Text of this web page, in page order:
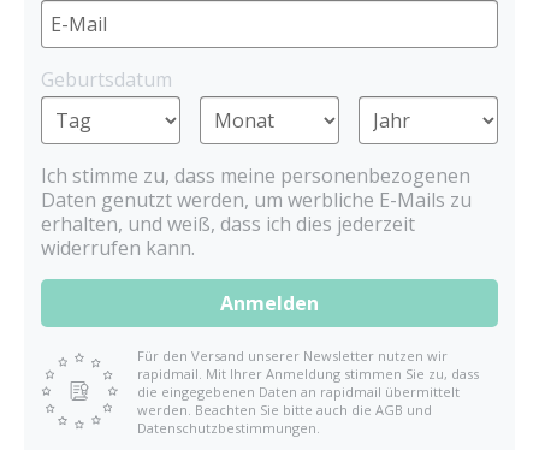
Geburtsdatum
Ich stimme zu, dass meine personenbezogenen
Daten genutzt werden, um werbliche E-Mails zu
erhalten, und weiß, dass ich dies jederzeit
widerrufen kann.
Anmelden
Für den Versand unserer Newsletter nutzen wir
rapidmail. Mit Ihrer Anmeldung stimmen Sie zu, dass
die eingegebenen Daten an rapidmail übermittelt
werden. Beachten Sie bitte auch die AGB und
Datenschutzbestimmungen.